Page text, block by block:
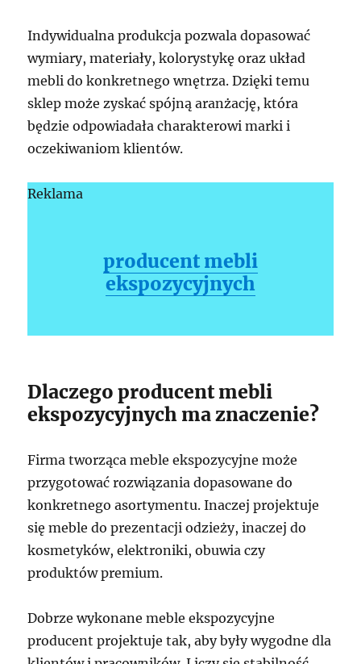
Indywidualna produkcja pozwala dopasować
wymiary, materiały, kolorystykę oraz układ
mebli do konkretnego wnętrza. Dzięki temu
sklep może zyskać spójną aranżację, która
będzie odpowiadała charakterowi marki i
oczekiwaniom klientów.
Reklama
producent mebli
ekspozycyjnych
Dlaczego producent mebli
ekspozycyjnych ma znaczenie?
Firma tworząca meble ekspozycyjne może
przygotować rozwiązania dopasowane do
konkretnego asortymentu. Inaczej projektuje
się meble do prezentacji odzieży, inaczej do
kosmetyków, elektroniki, obuwia czy
produktów premium.
Dobrze wykonane meble ekspozycyjne
producent projektuje tak, aby były wygodne dla